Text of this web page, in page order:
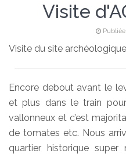
Visite
Publiée
Visite du site
Encore debout avant le
et plus dans le train
vallonneux et c’est
de tomates etc. Nous
quartier historique super